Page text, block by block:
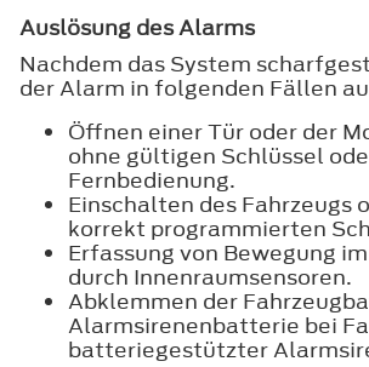
Auslösung des Alarms
Nachdem das System
der Alarm in folgenden Fällen
Öffnen einer Tür oder der
ohne gültigen Schlüssel
Fernbedienung.
Einschalten des Fahrzeugs
korrekt programmierten
Erfassung von Bewegung
durch Innenraumsensoren.
Abklemmen der
Alarmsirenenbatterie bei
batteriegestützter